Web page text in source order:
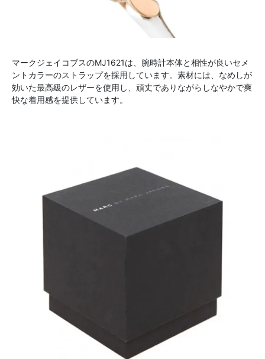
マークジェイコブスのMJ1621は、腕時計本体と相性が良いセメ
ントカラーのストラップを採用しています。素材には、なめしが
効いた最高級のレザーを使用し、頑丈でありながらしなやかで爽
快な着用感を提供しています。